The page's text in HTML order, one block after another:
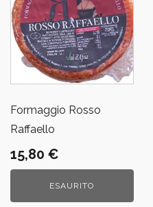
Formaggio Rosso
Raffaello
15,80 €
ESAURITO